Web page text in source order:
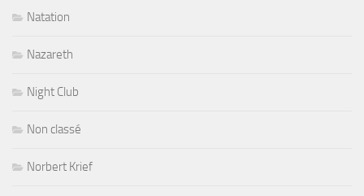
Natation
Nazareth
Night Club
Non classé
Norbert Krief